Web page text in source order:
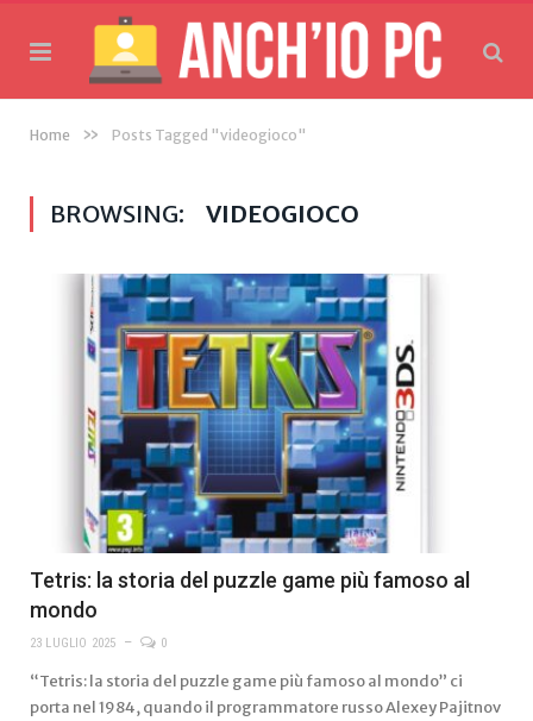
Home » Posts Tagged "videogioco"
BROWSING: VIDEOGIOCO
Tetris: la storia del puzzle game più famoso al
mondo
23 LUGLIO 2025 0
“Tetris: la storia del puzzle game più famoso al mondo” ci
porta nel 1984, quando il programmatore russo Alexey Pajitnov